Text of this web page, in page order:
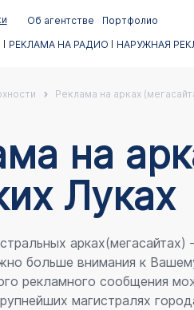
Об агентстве
Портфолио
РЕКЛАМА НА РАДИО НАРУЖНАЯ
Реклама на арках
на
Луках
арках(мегасайтах)
больше внимания к
рекламного сообщения
магистралях